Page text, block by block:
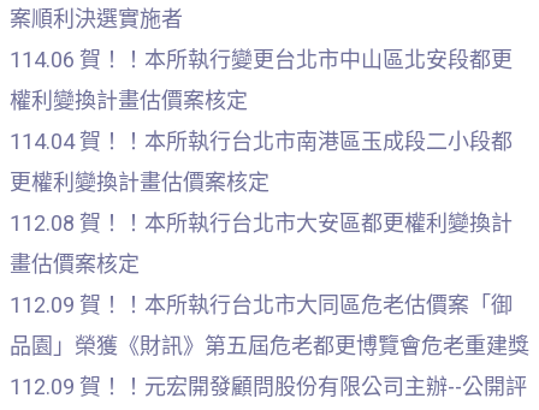
案順利決選實施者
114.06 賀！！本所執行變更台北市中山區北安段都更
權利變換計畫估價案核定
114.04 賀！！本所執行台北市南港區玉成段二小段都
更權利變換計畫估價案核定
112.08 賀！！本所執行台北市大安區都更權利變換計
畫估價案核定
112.09 賀！！本所執行台北市大同區危老估價案「御
品園」榮獲《財訊》第五屆危老都更博覽會危老重建獎
112.09 賀！！元宏開發顧問股份有限公司主辦--公開評